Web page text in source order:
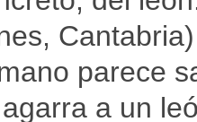
parece
a un